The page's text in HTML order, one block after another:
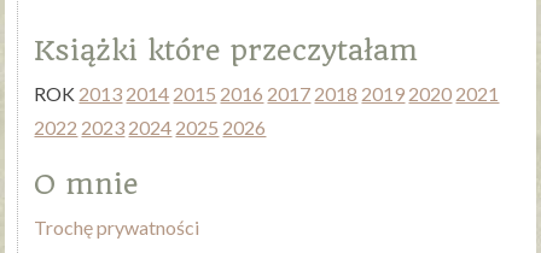
Książki które przeczytałam
ROK 2013 2014 2015 2016 2017 2018 2019 2020 2021
2022 2023 2024 2025 2026
O mnie
Trochę prywatności